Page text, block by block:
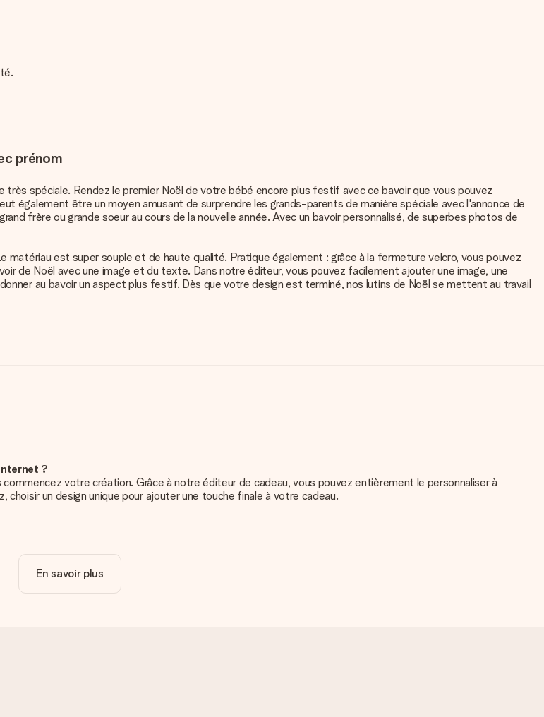
prénom
spéciale. Rendez le premier Noël de votre bébé encore plus festif avec ce bavoir que vous pouvez
également être un moyen amusant de surprendre les grands-parents de manière spéciale avec l'annonce de
frère ou grande soeur au cours de la nouvelle année. Avec un bavoir personnalisé, de superbes photos de
est super souple et de haute qualité. Pratique également : grâce à la fermeture velcro, vous pouvez
de Noël avec une image et du texte. Dans notre éditeur, vous pouvez facilement ajouter une image, une
au bavoir un aspect plus festif. Dès que votre design est terminé, nos lutins de Noël se mettent au travail
?
votre création. Grâce à notre éditeur de cadeau, vous pouvez entièrement le personnaliser à
un design unique pour ajouter une touche finale à votre cadeau.
il est important d'utiliser des photos de haute qualité. Si tu n'es pas sûr de la qualité de ton image,
commander. Ils pourront alors vérifier la qualité pour toi !
ces derniers ne sont pas disponibles sur notre site internet, veuillez contacter notre service client. Nous
En savoir plus